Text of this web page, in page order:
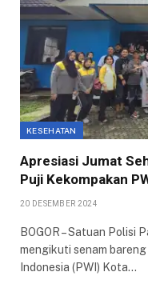
KESEHATAN
Apresiasi Jumat
Puji Kekompakan
20 DESEMBER 2024
BOGOR – Satuan Polisi
mengikuti senam
Indonesia (PWI) Kota…